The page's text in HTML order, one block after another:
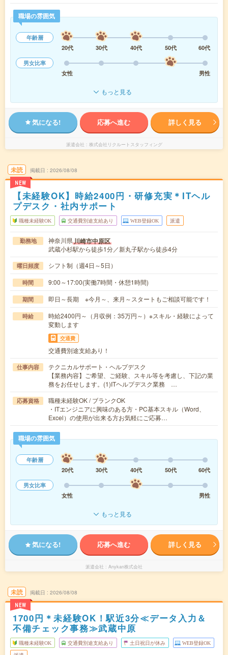
職場の雰囲気
年齢層
20代
30代 40代 50代
60代
男女比率
女性
男性
もっと見る
気になる! 応募へ進む 詳しく見る
派遣会社 株式会社リクルートスタッフィング
未読
NEW
掲載日 2026/08/08
【未経験OK】時給2400円・研修充実＊ITヘル
プデスク・社内サポート
職種未経験OK 交通費別途支給あり WEB登録OK 派遣
勤務地 神奈川県川崎市中原区
武蔵小杉駅から徒歩1分／新丸子駅から徒歩4分
曜日頻度 シフト制（週4日～5日）
時間 9:00～17:00(実働7時間・休憩1時間)
期間 即日～長期 ※今月～、来月～スタートもご相談可能です！
時給
時給2400円～（月収例：35万円～）※スキル・経験によって
変動します
交通費
交通費別途支給あり！
仕事内容
テクニカルサポート・ヘルプデスク
【業務内容】ご希望、ご経験、スキル等を考慮し、下記の業
務をお任せします。(1)ITヘルプデスク業務 …
応募資格
職種未経験OK / ブランクOK
・ITエンジニアに興味のある方・PC基本スキル（Word、
Excel）の使用が出来る方お気軽にご応募…
職場の雰囲気
年齢層
20代
30代 40代 50代
60代
男女比率
女性
男性
もっと見る
気になる! 応募へ進む 詳しく見る
派遣会社 Anykan株式会社
未読
NEW
掲載日 2026/08/08
1700円＊未経験OK！駅近3分≪データ入力＆
不備チェック事務≫武蔵中原
職種未経験OK 交通費別途支給あり 土日祝日が休み WEB登録OK